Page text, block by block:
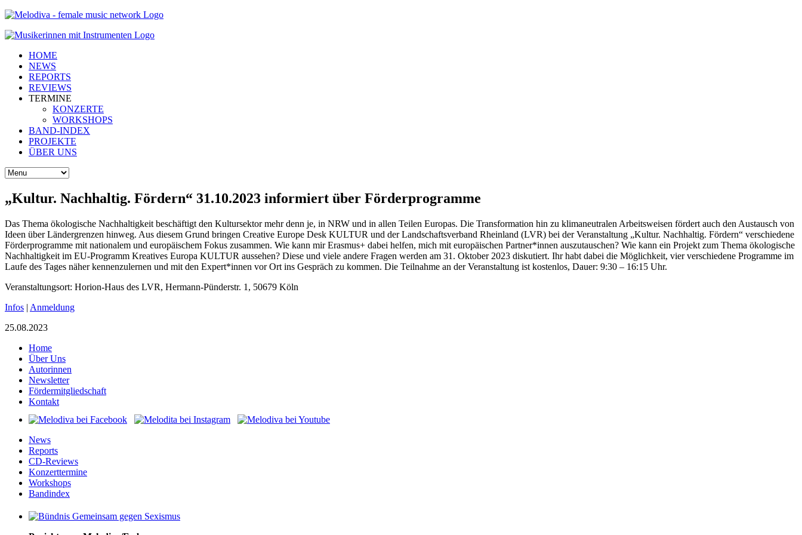
HOME
NEWS
REPORTS
REVIEWS
TERMINE
KONZERTE
WORKSHOPS
BAND-INDEX
PROJEKTE
ÜBER UNS
„Kultur. Nachhaltig. Fördern“ 31.10.2023 informiert über Förderprogramme
Das Thema ökologische Nachhaltigkeit beschäftigt den Kultursektor mehr denn je, in NRW und in allen Teilen Europas. Die Transformation hin zu klimaneutralen Arbeitsweisen fördert auch den Austausch von
Ideen über Ländergrenzen hinweg. Aus diesem Grund bringen Creative Europe Desk KULTUR und der Landschaftsverband Rheinland (LVR) bei der Veranstaltung „Kultur. Nachhaltig. Fördern“ verschiedene
Förderprogramme mit nationalem und europäischem Fokus zusammen. Wie kann mir Erasmus+ dabei helfen, mich mit europäischen Partner*innen auszutauschen? Wie kann ein Projekt zum Thema ökologische
Nachhaltigkeit im EU-Programm Kreatives Europa KULTUR aussehen? Diese und viele andere Fragen werden am 31. Oktober 2023 diskutiert. Ihr habt dabei die Möglichkeit, vier verschiedene Programme im
Laufe des Tages näher kennenzulernen und mit den Expert*innen vor Ort ins Gespräch zu kommen. Die Teilnahme an der Veranstaltung ist kostenlos, Dauer: 9:30 – 16:15 Uhr.
Veranstaltungsort: Horion-Haus des LVR, Hermann-Pünderstr. 1, 50679 Köln
Infos | Anmeldung
25.08.2023
Home
Über Uns
Autorinnen
Newsletter
Fördermitgliedschaft
Kontakt
News
Reports
CD-Reviews
Konzerttermine
Workshops
Bandindex